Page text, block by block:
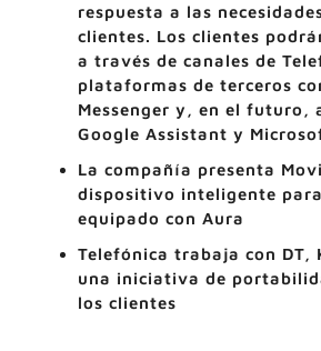
respuesta a las
clientes. Los clientes
a través de canales de
plataformas de terceros
Messenger y, en el futuro,
Google Assistant y
La compañía presenta
dispositivo inteligente
equipado con Aura
Telefónica trabaja con DT,
una iniciativa de
los clientes